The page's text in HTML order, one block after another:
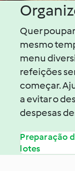
Quer
mesmo
menu
refeições
começar.
a evitar o
despesas
Preparação
lotes